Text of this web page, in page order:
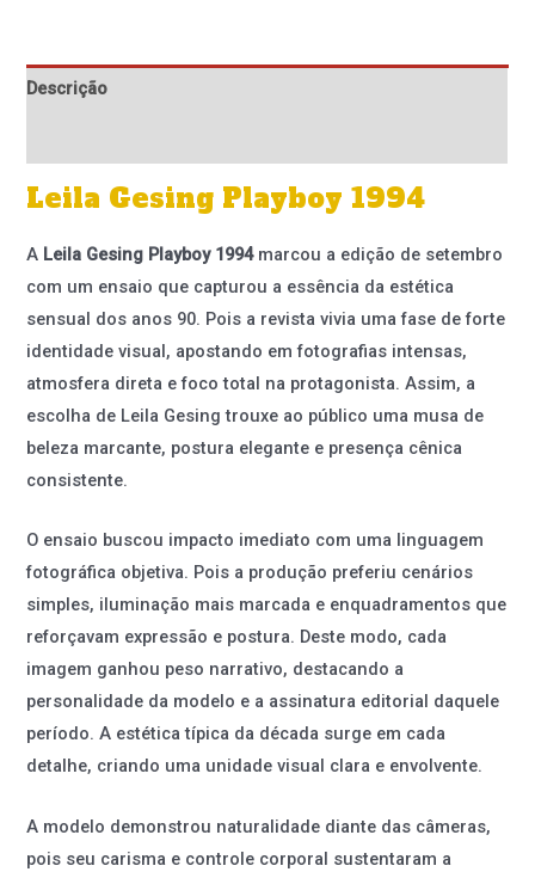
Descrição
Leila Gesing Playboy 1994
A Leila Gesing Playboy 1994marcou a edição de setembro
com um ensaio que capturou a essência da estética
sensual dos anos 90. Pois a revista vivia uma fase de forte
identidade visual, apostando em fotografias intensas,
atmosfera direta e foco total na protagonista. Assim, a
escolha de Leila Gesing trouxe ao público uma musa de
beleza marcante, postura elegante e presença cênica
consistente.
O ensaio buscou impacto imediato com uma linguagem
fotográfica objetiva. Pois a produção preferiu cenários
simples, iluminação mais marcada e enquadramentos que
reforçavam expressão e postura. Deste modo, cada
imagem ganhou peso narrativo, destacando a
personalidade da modelo e a assinatura editorial daquele
período. A estética típica da década surge em cada
detalhe, criando uma unidade visual clara e envolvente.
A modelo demonstrou naturalidade diante das câmeras,
pois seu carisma e controle corporal sustentaram a